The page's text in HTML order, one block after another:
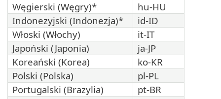
Węgierski (Węgry)*
hu-HU
Indonezyjski (Indonezja)*
id-ID
Włoski (Włochy)
it-IT
Japoński (Japonia)
ja-JP
Koreański (Korea)
ko-KR
Polski (Polska)
pl-PL
Portugalski (Brazylia)
pt-BR